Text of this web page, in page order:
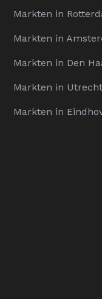
Markten in
Markten in
Markten in Den
Markten in Utrecht
Markten in